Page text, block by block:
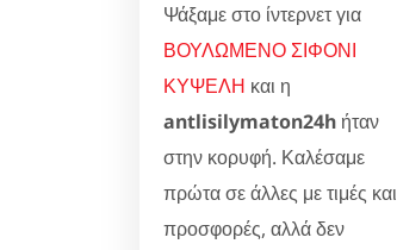
Ψάξαμε στο ίντερνετ για
ΒΟΥΛΩΜΕΝΟ ΣΙΦΟΝΙ
ΚΥΨΕΛΗ και η
antlisilymaton24h ήταν
στην κορυφή. Καλέσαμε
πρώτα σε άλλες με τιμές και
προσφορές, αλλά δεν